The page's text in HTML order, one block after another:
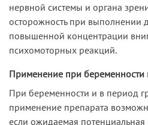
нервной системы и органа
осторожность при выполнении
повышенной концентрации
психомоторных реакций.
Применение при беременности
При беременности и в период
применение препарата
если ожидаемая потенциальная